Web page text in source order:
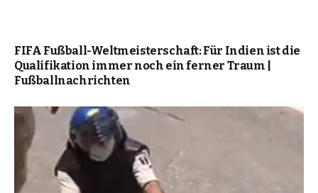
FIFA Fußball-Weltmeisterschaft: Für Indien ist die
Qualifikation immer noch ein ferner Traum |
Fußballnachrichten